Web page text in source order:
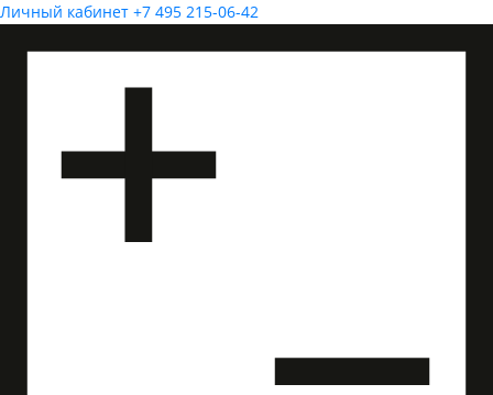
Личный кабинет +7 495 215-06-42